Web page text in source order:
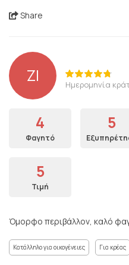
Share
ΖΙ Ημερομηνία
4
Φαγητό
5
5
Τιμή
Όμορφο περιβάλλον, καλό
Κατάλληλο για οικογένειες Για κρέας